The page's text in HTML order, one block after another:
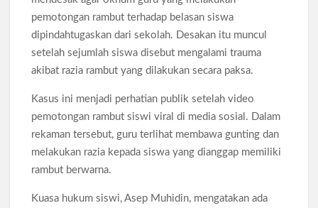
Informal Tembus 87,88 Juta Orang
Koperasi Desa Merah Putih Capai 83.382 Badan Hukum,
Pemerintah Percepat 35.857 Titik Operasional
Siswa SMA SMK Jabar Wajib Pilah Sampah Jadi Praktikum
IPA 2026
TPPU Emas 74 Kg Febrie Adriansyah, Kejagung Periksa 3
Saksi Baru
Harga Tiket Kanye West Jakarta 2026 Mulai Rp1,875 Juta, Ini
pemotongan rambut terhadap belasan siswa
dipindahtugaskan dari sekolah. Desakan itu muncul
setelah sejumlah siswa disebut mengalami trauma
akibat razia rambut yang dilakukan secara paksa.
Kasus ini menjadi perhatian publik setelah video
pemotongan rambut siswi viral di media sosial. Dalam
rekaman tersebut, guru terlihat membawa gunting dan
melakukan razia kepada siswa yang dianggap memiliki
rambut berwarna.
Kuasa hukum siswi, Asep Muhidin, mengatakan ada